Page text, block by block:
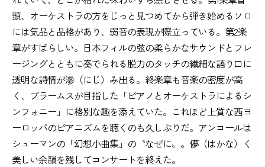
頭、オーケストラの方をじっと見つめてから弾き始めるソロ
には気品と品格があり、弱音の表現が際立っている。第2楽
章がすばらしい。日本フィルの弦の柔らかなサウンドとフレ
ージングとともに奏でられる脱力のタッチの繊細な語り口に
透明な詩情が滲（にじ）み出る。終楽章も音楽の密度が高
く、ブラームスが目指した「ピアノとオーケストラによるシ
ンフォニー」に格別な趣を添えていた。これほど上質な西ヨ
ーロッパのピアニズムを聴くのも久しぶりだ。アンコールは
シューマンの「幻想小曲集」の〝なぜに〟。儚（はかな）く
美しい余韻を残してコンサートを終えた。